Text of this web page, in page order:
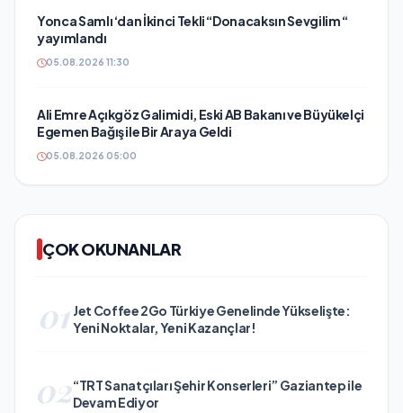
Yonca Samlı ‘dan İkinci Tekli “Donacaksın Sevgilim “
yayımlandı
05.08.2026 11:30
Ali Emre Açıkgöz Galimidi, Eski AB Bakanı ve Büyükelçi
Egemen Bağış ile Bir Araya Geldi
05.08.2026 05:00
ÇOK OKUNANLAR
01 Jet Coffee 2Go Türkiye Genelinde Yükselişte:
Yeni Noktalar, Yeni Kazançlar!
02“TRT Sanatçıları Şehir Konserleri” Gaziantep ile
Devam Ediyor